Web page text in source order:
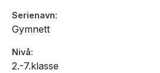
Serienavn
Gymnett
Nivå
2.-7.klasse